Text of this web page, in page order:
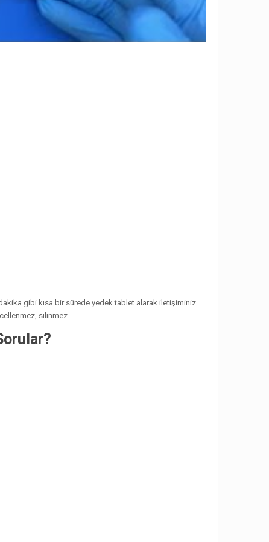
gibi kısa bir sürede yedek tablet alarak iletişiminiz
silinmez.